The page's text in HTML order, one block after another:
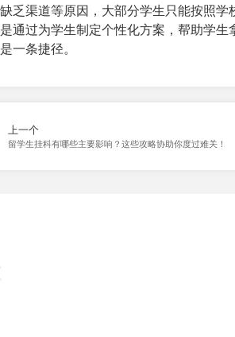
乏渠道等原因，大部分学生只能按照
通过为学生制定个性化方案，帮助学
一条捷径。
上一个
留学生挂科有哪些主要影响？这些攻略协助你度过难关！